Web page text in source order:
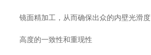
镜面精加工，从而确保出众的内壁光滑度
高度的一致性和重现性